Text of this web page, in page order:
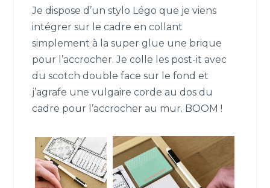
Je dispose d’un stylo Légo que je viens
intégrer sur le cadre en collant
simplement à la super glue une brique
pour l’accrocher. Je colle les post-it avec
du scotch double face sur le fond et
j’agrafe une vulgaire corde au dos du
cadre pour l’accrocher au mur. BOOM !